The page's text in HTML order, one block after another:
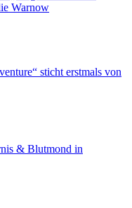
Warnow
sticht erstmals von
& Blutmond in